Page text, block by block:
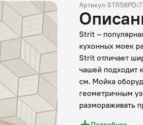
Артикул·
Strit –
кухонных моек
Strit отличает
чашей подходит
см. Мойка
геометричным
размораживать